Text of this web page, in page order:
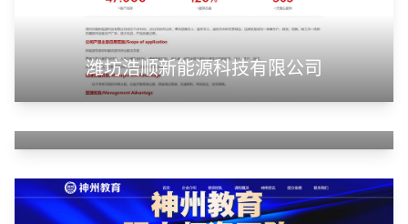
潍坊浩顺新能源科技有限公司